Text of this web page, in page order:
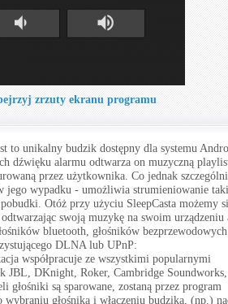
zrzuty ekranu programu
to unikalny budzik dostępny dla systemu
dźwięku alarmu odtwarza on muzyczną
przez użytkownika. Co jednak
jego wypadku - umożliwia strumieniowanie
pobudki. Otóż przy użyciu SleepCasta możemy
swoją muzykę na swoim urządzeniu
bluetooth, głośników
DLNA lub UPnP:
współpracuje ze wszystkimi popularnymi
JBL, DKnight, Roker, Cambridge Soundworks,
głośniki są sparowane, zostaną przez program
głośnika i włączeniu budzika, (np.)